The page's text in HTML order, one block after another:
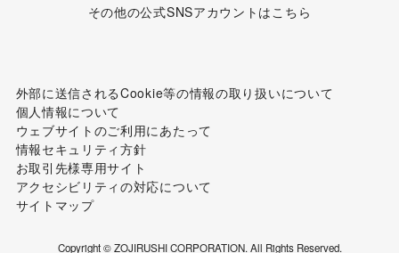
その他の公式SNSアカウントはこちら
外部に送信されるCookie等の情報の取り扱いについて
個人情報について
ウェブサイトのご利用にあたって
情報セキュリティ方針
お取引先様専用サイト
アクセシビリティの対応について
サイトマップ
Copyright © ZOJIRUSHI CORPORATION. All Rights Reserved.